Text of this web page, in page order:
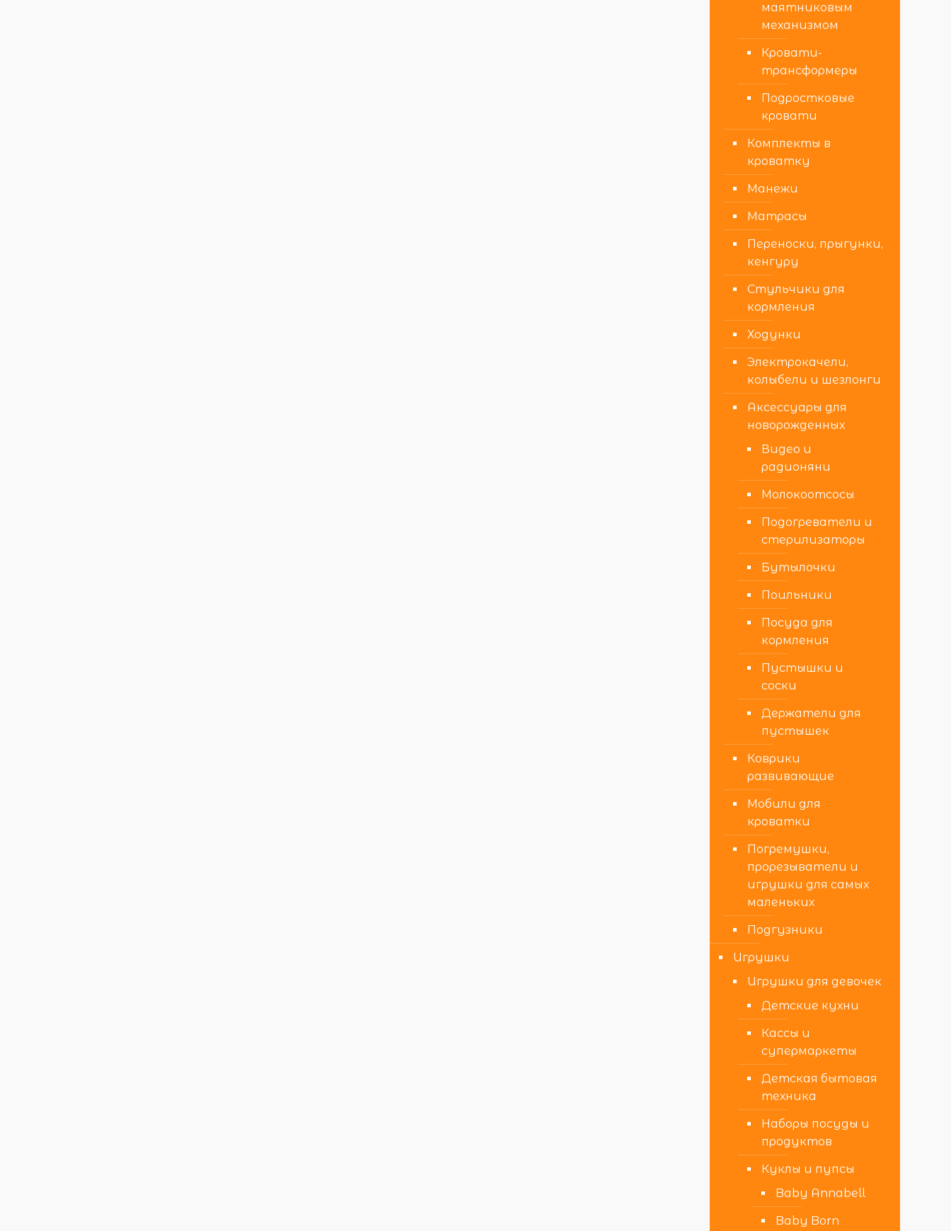
маятниковым
механизмом
Кровати-
трансформеры
Подростковые
кровати
Комплекты в
кроватку
Манежи
Матрасы
Переноски, прыгунки,
кенгуру
Стульчики для
кормления
Ходунки
Электрокачели,
колыбели и шезлонги
Аксессуары для
новорожденных
Видео и
радионяни
Молокоотсосы
Подогреватели и
стерилизаторы
Бутылочки
Поильники
Посуда для
кормления
Пустышки и
соски
Держатели для
пустышек
Коврики
развивающие
Мобили для
кроватки
Погремушки,
прорезыватели и
игрушки для самых
маленьких
Подгузники
Игрушки
Игрушки для девочек
Детские кухни
Кассы и
супермаркеты
Детская бытовая
техника
Наборы посуды и
продуктов
Куклы и пупсы
Baby Annabell
Baby Born